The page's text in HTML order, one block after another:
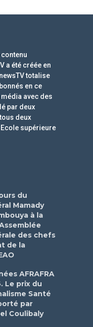
a été créée en
totalise
en ce
média avec des
par deux
deux
supérieure
du
Mamady
à la
des chefs
de la
AFRAFRA
Le prix du
Santé
par
Coulibaly